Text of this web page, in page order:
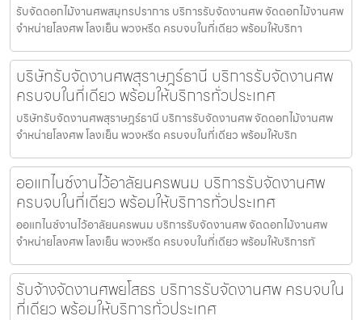
รับจัดดอกไม้งานศพสมุทรปราการ บริการรับจัดงานศพ จัดดอกไม้งานศพ
จำหน่ายโลงศพ โลงเย็น พวงหรีด ครบจบในที่เดียว พร้อมให้บริกา
บริษัทรับจัดงานศพสุราษฎร์ธานี บริการรับจัดงานศพ
ครบจบในที่เดียว พร้อมให้บริการทั่วประเทศ
บริษัทรับจัดงานศพสุราษฎร์ธานี บริการรับจัดงานศพ จัดดอกไม้งานศพ
จำหน่ายโลงศพ โลงเย็น พวงหรีด ครบจบในที่เดียว พร้อมให้บริก
ออแกไนซ์งานไว้อาลัยนครพนม บริการรับจัดงานศพ
ครบจบในที่เดียว พร้อมให้บริการทั่วประเทศ
ออแกไนซ์งานไว้อาลัยนครพนม บริการรับจัดงานศพ จัดดอกไม้งานศพ
จำหน่ายโลงศพ โลงเย็น พวงหรีด ครบจบในที่เดียว พร้อมให้บริการทั
รับจ้างจัดงานศพยโสธร บริการรับจัดงานศพ ครบจบใน
ที่เดียว พร้อมให้บริการทั่วประเทศ